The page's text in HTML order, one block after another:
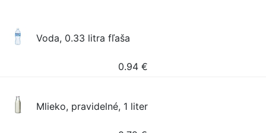
Voda, 0.33 litra fľaša
0.94 €
Mlieko, pravidelné, 1 liter